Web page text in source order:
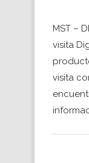
MST –
visita
visita